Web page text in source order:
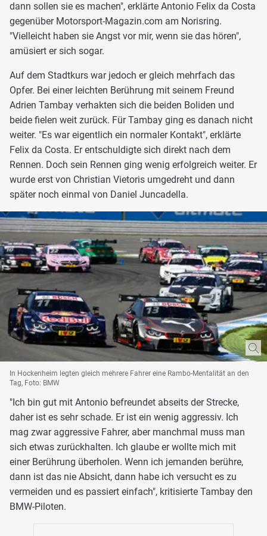
dann sollen sie es machen", erklärte Antonio Felix da Costa
gegenüber Motorsport-Magazin.com am Norisring.
"Vielleicht haben sie Angst vor mir, wenn sie das hören",
amüsiert er sich sogar.
Auf dem Stadtkurs war jedoch er gleich mehrfach das
Opfer. Bei einer leichten Berührung mit seinem Freund
Adrien Tambay verhakten sich die beiden Boliden und
beide fielen weit zurück. Für Tambay ging es danach nicht
weiter. "Es war eigentlich ein normaler Kontakt", erklärte
Felix da Costa. Er entschuldigte sich direkt nach dem
Rennen. Doch sein Rennen ging wenig erfolgreich weiter. Er
wurde erst von Christian Vietoris umgedreht und dann
später noch einmal von Daniel Juncadella.
In Hockenheim legten gleich mehrere Fahrer eine Rambo-Mentalität an den
Tag, Foto: BMW
"Ich bin gut mit Antonio befreundet abseits der Strecke,
daher ist es sehr schade. Er ist ein wenig aggressiv. Ich
mag zwar aggressive Fahrer, aber manchmal muss man
sich etwas zurückhalten. Ich glaube er wollte mich mit
einer Berührung überholen. Wenn ich jemanden berühre,
dann ist das nie Absicht, dann habe ich versucht es zu
vermeiden und es passiert einfach", kritisierte Tambay den
BMW-Piloten.